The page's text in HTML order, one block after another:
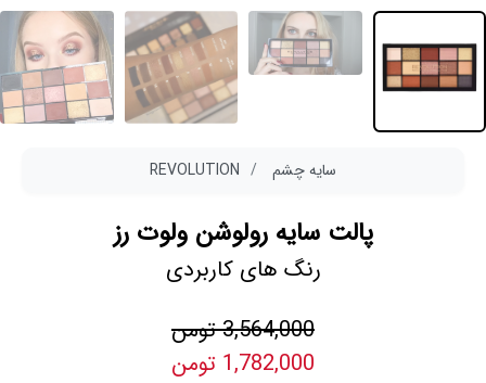
سایه چشم REVOLUTION
پالت سایه رولوشن ولوت رز
رنگ های کاربردی
3,564,000 تومن
1,782,000 تومن